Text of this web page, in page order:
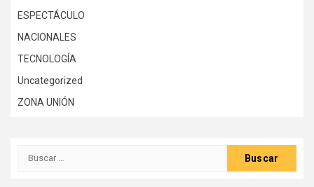
ESPECTÁCULO
NACIONALES
TECNOLOGÍA
Uncategorized
ZONA UNIÓN
Buscar: